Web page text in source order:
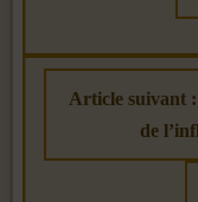
Article suivant
de